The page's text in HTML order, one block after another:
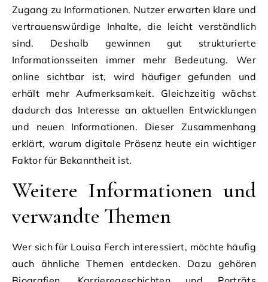
Zugang zu Informationen. Nutzer erwarten klare und
vertrauenswürdige Inhalte, die leicht verständlich
sind. Deshalb gewinnen gut strukturierte
Informationsseiten immer mehr Bedeutung. Wer
online sichtbar ist, wird häufiger gefunden und
erhält mehr Aufmerksamkeit. Gleichzeitig wächst
dadurch das Interesse an aktuellen Entwicklungen
und neuen Informationen. Dieser Zusammenhang
erklärt, warum digitale Präsenz heute ein wichtiger
Faktor für Bekanntheit ist.
Weitere Informationen und
verwandte Themen
Wer sich für Louisa Ferch interessiert, möchte häufig
auch ähnliche Themen entdecken. Dazu gehören